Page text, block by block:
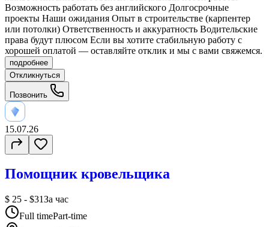
Возможность работать без английского Долгосрочные
проекты Наши ожидания Опыт в строительстве (карпентер
или потолки) Ответственность и аккуратность Водительские
права будут плюсом Если вы хотите стабильную работу с
хорошей оплатой — оставляйте отклик и мы с вами свяжемся.
подробнее
Откликнуться
Позвонить
15.07.26
Помощник кровельщика
$ 25 - $31За час
Full timePart-time